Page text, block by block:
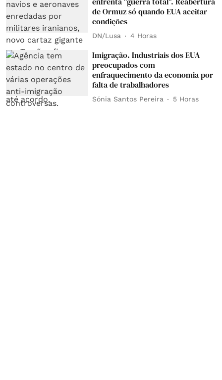
de Ormuz só quando EUA aceitar
condições
DN/Lusa 4 Horas
Imigração. Industriais dos EUA
preocupados com
enfraquecimento da economia por
falta de trabalhadores
Sónia Santos Pereira 5 Horas